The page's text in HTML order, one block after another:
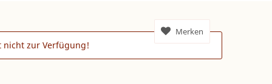
nicht zur Verfügung!
Merken